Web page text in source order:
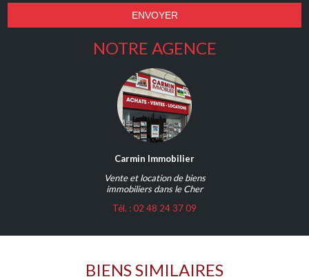
NOTRE AGENCE
Carmin Immobilier
Vente et location de biens
immobiliers dans le Cher
Tél. : 02 48 24 37 09
BIENS SIMILAIRES